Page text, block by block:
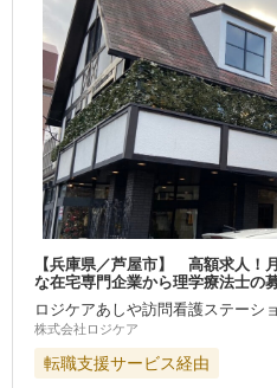
【兵庫県／芦屋市】 高額求人！
な在宅専門企業から理学療法士の
ロジケアあしや訪問看護ステーシ
株式会社ロジケア
転職支援サービス経由